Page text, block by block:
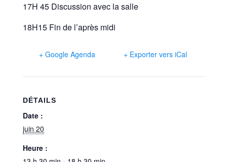
17H 45 Discussion avec la salle
18H15 Fin de l’après midi
+ Google Agenda + Exporter vers iCal
DÉTAILS
Date :
juin 20
Heure :